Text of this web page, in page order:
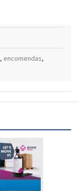
, encomendas,